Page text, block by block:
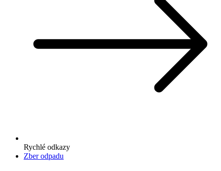
Rychlé odkazy
Zber odpadu